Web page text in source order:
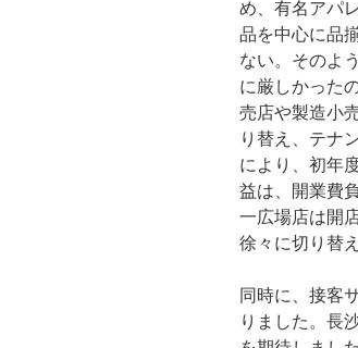
め、有名アパ
品を中心に品
ない。そのよ
に厳しかった
売店や製造小
り替え、テナ
により、初年
益は、開業費
一広場店は開
徐々に切り替
同時に、接客
りました。長